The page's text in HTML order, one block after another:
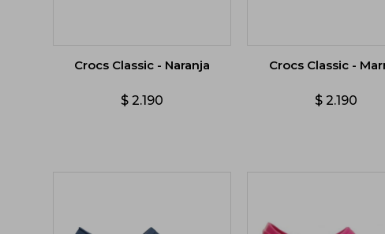
Crocs Classic - Naranja
$ 2.190
Crocs Classic -
$ 2.190